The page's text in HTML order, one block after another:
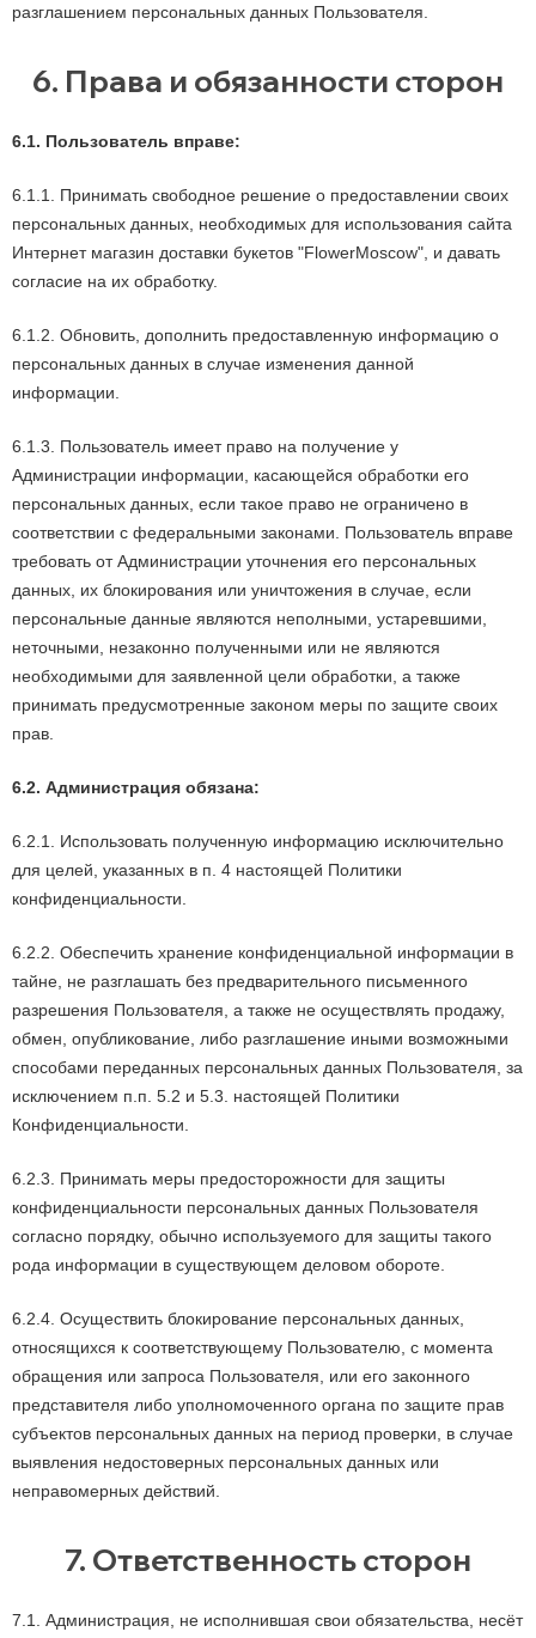
разглашением персональных данных Пользователя.
6. Права и обязанности сторон
6.1. Пользователь вправе:
6.1.1. Принимать свободное решение о предоставлении своих
персональных данных, необходимых для использования сайта
Интернет магазин доставки букетов "FlowerMoscow", и давать
согласие на их обработку.
6.1.2. Обновить, дополнить предоставленную информацию о
персональных данных в случае изменения данной
информации.
6.1.3. Пользователь имеет право на получение у
Администрации информации, касающейся обработки его
персональных данных, если такое право не ограничено в
соответствии с федеральными законами. Пользователь вправе
требовать от Администрации уточнения его персональных
данных, их блокирования или уничтожения в случае, если
персональные данные являются неполными, устаревшими,
неточными, незаконно полученными или не являются
необходимыми для заявленной цели обработки, а также
принимать предусмотренные законом меры по защите своих
прав.
6.2. Администрация обязана:
6.2.1. Использовать полученную информацию исключительно
для целей, указанных в п. 4 настоящей Политики
конфиденциальности.
6.2.2. Обеспечить хранение конфиденциальной информации в
тайне, не разглашать без предварительного письменного
разрешения Пользователя, а также не осуществлять продажу,
обмен, опубликование, либо разглашение иными возможными
способами переданных персональных данных Пользователя, за
исключением п.п. 5.2 и 5.3. настоящей Политики
Конфиденциальности.
6.2.3. Принимать меры предосторожности для защиты
конфиденциальности персональных данных Пользователя
согласно порядку, обычно используемого для защиты такого
рода информации в существующем деловом обороте.
6.2.4. Осуществить блокирование персональных данных,
относящихся к соответствующему Пользователю, с момента
обращения или запроса Пользователя, или его законного
представителя либо уполномоченного органа по защите прав
субъектов персональных данных на период проверки, в случае
выявления недостоверных персональных данных или
неправомерных действий.
7. Ответственность сторон
7.1. Администрация, не исполнившая свои обязательства, несёт